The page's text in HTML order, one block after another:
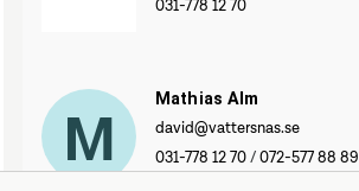
031-778 12 70
M Mathias Alm
david@vattersnas.se
031-778 12 70/072-577 88 89